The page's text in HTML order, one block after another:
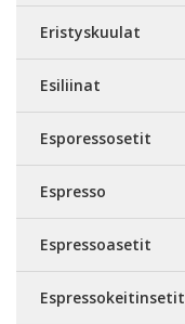
Eristyskuulat
Esiliinat
Esporessosetit
Espresso
Espressoasetit
Espressokeitinsetit